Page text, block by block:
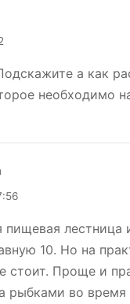
а как
необходимо
пищевая лестница
10. Но на
стоит. Проще и
рыбками во время